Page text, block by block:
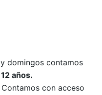
domingos contamos
años.
Contamos con acceso